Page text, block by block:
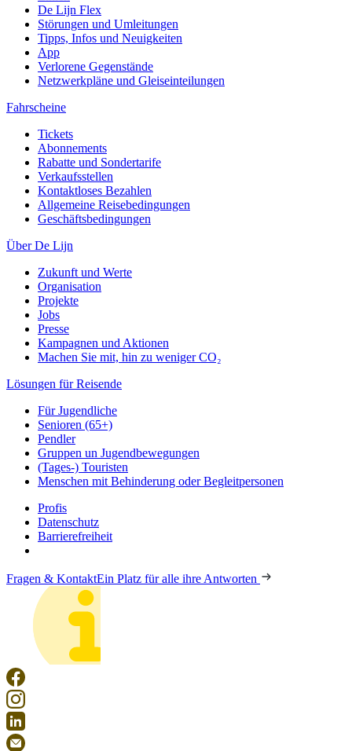
De Lijn Flex
Störungen und Umleitungen
Tipps, Infos und Neuigkeiten
App
Verlorene Gegenstände
Netzwerkpläne und Gleiseinteilungen
Fahrscheine
Tickets
Abonnements
Rabatte und Sondertarife
Verkaufsstellen
Kontaktloses Bezahlen
Allgemeine Reisebedingungen
Geschäftsbedingungen
Über De Lijn
Zukunft und Werte
Organisation
Projekte
Jobs
Presse
Kampagnen und Aktionen
Machen Sie mit, hin zu weniger CO₂
Lösungen für Reisende
Für Jugendliche
Senioren (65+)
Pendler
Gruppen un Jugendbewegungen
(Tages-) Touristen
Menschen mit Behinderung oder Begleitpersonen
Profis
Datenschutz
Barrierefreiheit
Fragen & KontaktEin Platz für alle ihre Antworten